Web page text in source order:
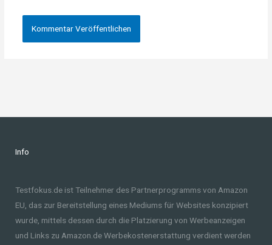
Info
Testfokus.de ist Teilnehmer des Partnerprogramms von Amazon
EU, das zur Bereitstellung eines Mediums für Websites konzipiert
wurde, mittels dessen durch die Platzierung von Werbeanzeigen
und Links zu Amazon.de Werbekostenerstattung verdient werden